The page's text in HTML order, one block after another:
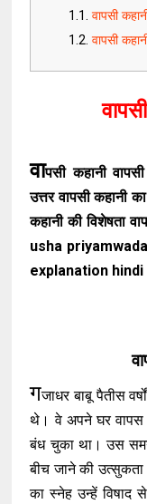
वापसी
वापसी
वापसी कहानी
उत्तर वापसी कहानी
कहानी की विशेषता
usha
explanation hindi
गजाधर बाबू पैतीस
थे। वे अपने घर वापस
बंध चुका था। उस
बीच जाने की उत्सुकता
का स्नेह उन्हें विषाद